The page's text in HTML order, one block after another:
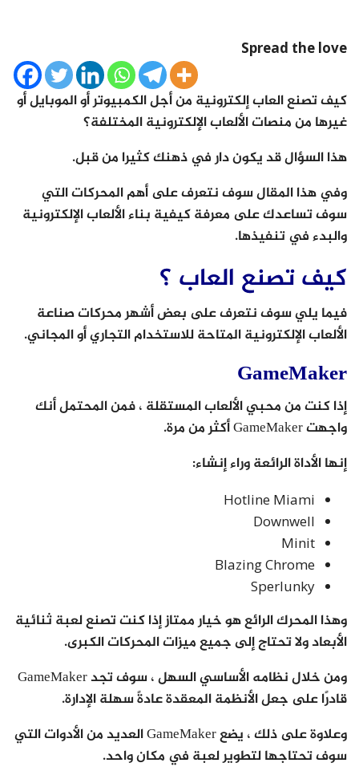
Spread the love
كيف تصنع العاب إلكترونية من أجل الكمبيوتر أو الموبايل أو
غيرها من منصات الألعاب الإلكترونية المختلفة؟
هذا السؤال قد يكون دار في ذهنك كثيرا من قبل.
وفي هذا المقال سوف نتعرف على أهم المحركات التي
سوف تساعدك على معرفة كيفية بناء الألعاب الإلكترونية
والبدء في تنفيذها.
كيف تصنع العاب ؟
فيما يلي سوف نتعرف على بعض أشهر محركات صناعة
الألعاب الإلكترونية المتاحة للاستخدام التجاري أو المجاني.
GameMaker
إذا كنت من محبي الألعاب المستقلة ، فمن المحتمل أنك
واجهت GameMaker أكثر من مرة.
إنها الأداة الرائعة وراء إنشاء:
Hotline Miami
Downwell
Minit
Blazing Chrome
Sperlunky
وهذا المحرك الرائع هو خيار ممتاز إذا كنت تصنع لعبة ثنائية
الأبعاد ولا تحتاج إلى جميع ميزات المحركات الكبرى.
ومن خلال نظامه الأساسي السهل ، سوف تجد GameMaker
قادرًا على جعل الأنظمة المعقدة عادةً سهلة الإدارة.
وعلاوة على ذلك ، يضع GameMaker العديد من الأدوات التي
سوف تحتاجها لتطوير لعبة في مكان واحد.